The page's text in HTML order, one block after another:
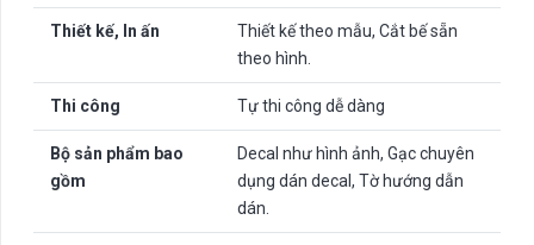
Thiết kế, In ấn
Thiết kế theo mẫu, Cắt bế sẵn
theo hình.
Thi công Tự thi công dễ dàng
Bộ sản phẩm bao
gồm
Decal như hình ảnh, Gạc chuyên
dụng dán decal, Tờ hướng dẫn
dán.